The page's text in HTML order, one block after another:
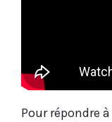
Pour répondre